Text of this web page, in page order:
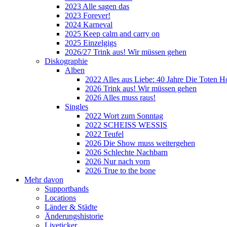
2023 Alle sagen das
2023 Forever!
2024 Karneval
2025 Keep calm and carry on
2025 Einzelgigs
2026/27 Trink aus! Wir müssen gehen
Diskographie
Alben
2022 Alles aus Liebe: 40 Jahre Die Toten
2026 Trink aus! Wir müssen gehen
2026 Alles muss raus!
Singles
2022 Wort zum Sonntag
2022 SCHEISS WESSIS
2022 Teufel
2026 Die Show muss weitergehen
2026 Schlechte Nachbarn
2026 Nur nach vorn
2026 True to the bone
Mehr davon
Supportbands
Locations
Länder & Städte
Änderungshistorie
Liveticker